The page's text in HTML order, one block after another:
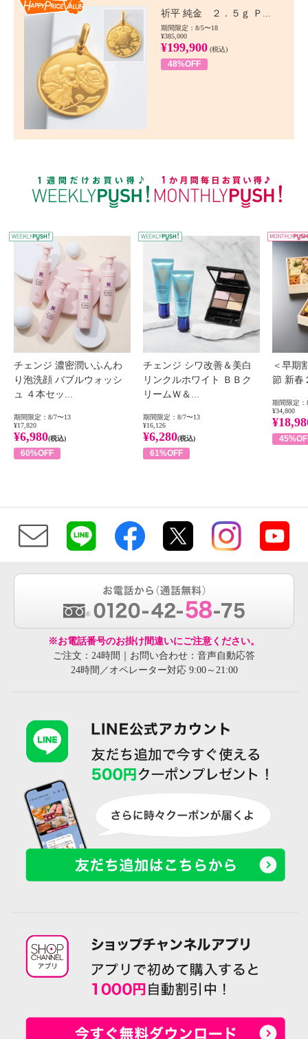
祈平 純金 ２．５ｇ Ｐ...
期間限定：8/5〜18
¥385,000
¥199,900 (税込)
48%OFF
WEEKLY PUSH
チェンジ 濃密潤いふんわ
り泡洗顔 バブルウォッシ
ュ ４本セッ...
期間限定：8/7〜13
¥17,820
¥6,980(税込)
60%OFF
チェンジ シワ改善＆美白
リンクルホワイト ＢＢク
リームＷ＆...
期間限定：8/7〜13
¥16,126
¥6,280(税込)
61%OFF
＜早期
節 新春
期間限定：
¥34,800
※お電話番号のお掛け間違いにご注意ください。
ご注文：24時間｜お問い合わせ：音声自動応答
24時間／オペレーター対応 9:00～21:00